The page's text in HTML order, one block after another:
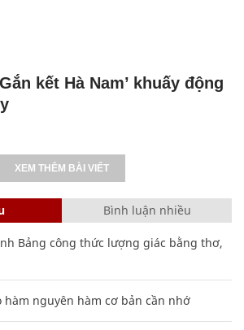
kết Hà Nam’ khuấy động
XEM THÊM BÀI VIẾT
Bình luận nhiều
Bảng công thức lượng giác bằng thơ,
hàm nguyên hàm cơ bản cần nhớ